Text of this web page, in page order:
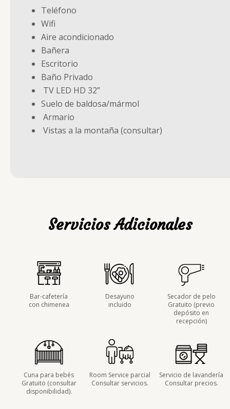
Teléfono
Wifi
Aire acondicionado
Bañera
Escritorio
Baño Privado
TV LED HD 32”
Suelo de baldosa/mármol
Armario
Vistas a la montaña (consultar)
Servicios Adicionales
Bar-cafetería
con chimenea
Desayuno
incluido
Secador de pelo
Gratuito (previo
depósito en
recepción)
Cuna para bebés
Gratuito (consultar
disponibilidad).
Room Service parcial
Consultar servicios.
Servicio de lavandería
Consultar precios.